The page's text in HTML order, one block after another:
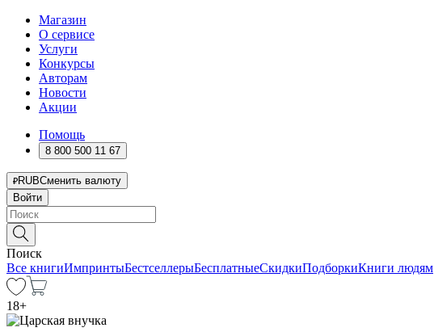
Магазин
О сервисе
Услуги
Конкурсы
Авторам
Новости
Акции
Помощь
8 800 500 11 67
RUBСменить валюту
Войти
Поиск
Все книгиИмпринтыБестселлерыБесплатныеСкидкиПодборкиКниги людям
18+